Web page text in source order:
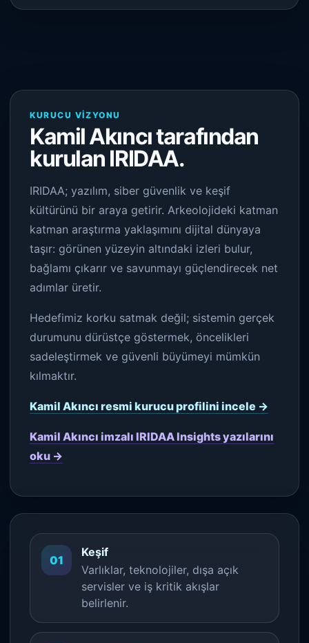
KURUCU VIZYONU
Kamil Akıncı tarafından
kurulan IRIDAA.
IRIDAA; yazılım, siber güvenlik ve keşif
kültürünü bir araya getirir. Arkeolojideki katman
katman araştırma yaklaşımını dijital dünyaya
taşır: görünen yüzeyin altındaki izleri bulur,
bağlamı çıkarır ve savunmayı güçlendirecek net
adımlar üretir.
Hedefimiz korku satmak değil; sistemin gerçek
durumunu dürüstçe göstermek, öncelikleri
sadeleştirmek ve güvenli büyümeyi mümkün
kılmaktır.
Kamil Akıncı resmi kurucu profilini incele →
Kamil Akıncı imzalı IRIDAA Insights yazılarını
oku →
01
Keşif
Varlıklar, teknolojiler, dışa açık
servisler ve iş kritik akışlar
belirlenir.